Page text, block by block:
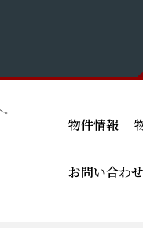
物件情報
お問い合わせ